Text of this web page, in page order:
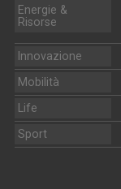
Energie &
Risorse
Innovazione
Mobilità
Life
Sport